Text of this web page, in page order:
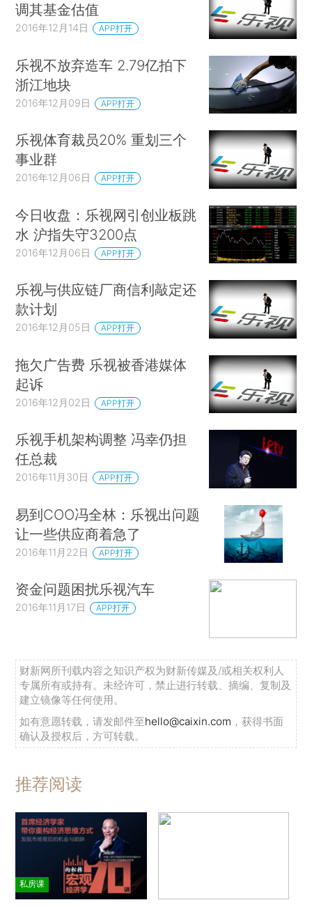
调其基金估值
2016年12月14日 APP打开
乐视不放弃造车 2.79亿拍下
浙江地块
2016年12月09日 APP打开
乐视体育裁员20% 重划三个
事业群
2016年12月06日 APP打开
今日收盘：乐视网引创业板跳
水 沪指失守3200点
2016年12月06日 APP打开
乐视与供应链厂商信利敲定还
款计划
2016年12月05日 APP打开
拖欠广告费 乐视被香港媒体
起诉
2016年12月02日 APP打开
乐视手机架构调整 冯幸仍担
任总裁
2016年11月30日 APP打开
易到COO冯全林：乐视出问题
让一些供应商着急了
2016年11月22日 APP打开
资金问题困扰乐视汽车
2016年11月17日 APP打开
财新网所刊载内容之知识产权为财新传媒及/或相关权利人
专属所有或持有。未经许可，禁止进行转载、摘编、复制及
建立镜像等任何使用。
如有意愿转载，请发邮件至hello@caixin.com ，获得书面
确认及授权后，方可转载。
推荐阅读
私房课